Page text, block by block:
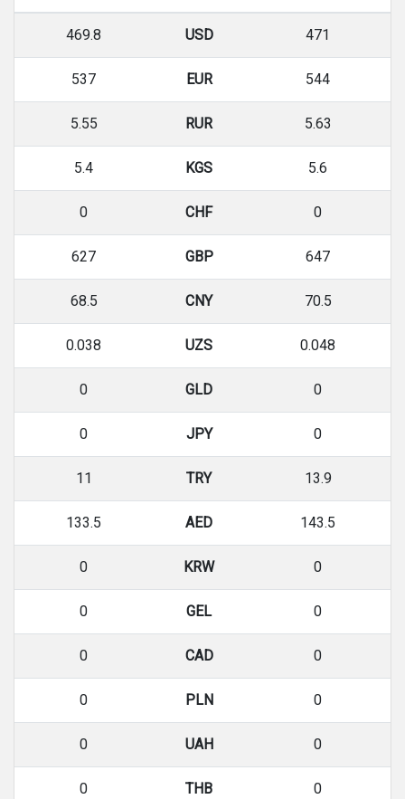
469.8 USD 471
537 EUR 544
5.55 RUR 5.63
5.4 KGS 5.6
0 CHF 0
627 GBP 647
68.5 CNY 70.5
0.038 UZS 0.048
0 GLD 0
0 JPY 0
11 TRY 13.9
133.5 AED 143.5
0 KRW 0
0 GEL 0
0 CAD 0
0 PLN 0
0 UAH 0
0 THB 0